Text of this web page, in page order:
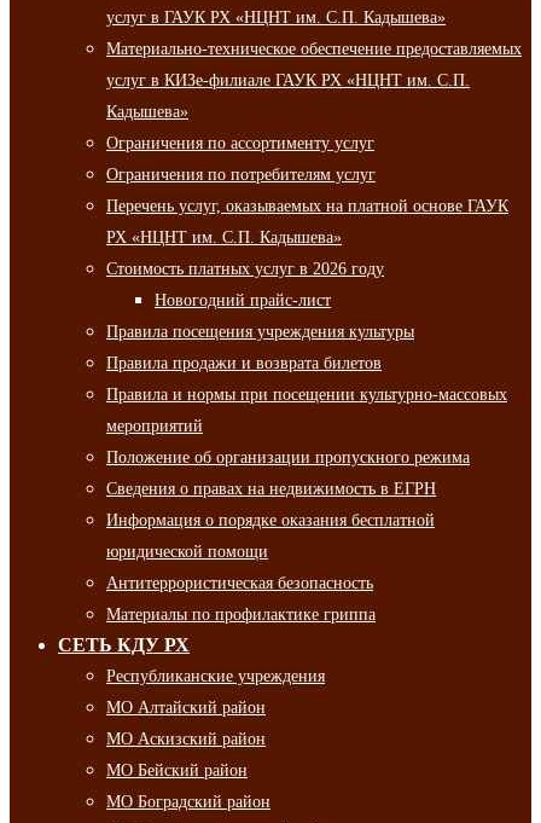
услуг в ГАУК РХ «НЦНТ им. С.П. Кадышева»
Материально-техническое обеспечение предоставляемых
услуг в КИЗе-филиале ГАУК РХ «НЦНТ им. С.П.
Кадышева»
Ограничения по ассортименту услуг
Ограничения по потребителям услуг
Перечень услуг, оказываемых на платной основе ГАУК
РХ «НЦНТ им. С.П. Кадышева»
Стоимость платных услуг в 2026 году
Новогодний прайс-лист
Правила посещения учреждения культуры
Правила продажи и возврата билетов
Правила и нормы при посещении культурно-массовых
мероприятий
Положение об организации пропускного режима
Сведения о правах на недвижимость в ЕГРН
Информация о порядке оказания бесплатной
юридической помощи
Антитеррористическая безопасность
Материалы по профилактике гриппа
СЕТЬ КДУ РХ
Республиканские учреждения
МО Алтайский район
МО Аскизский район
МО Бейский район
МО Боградский район